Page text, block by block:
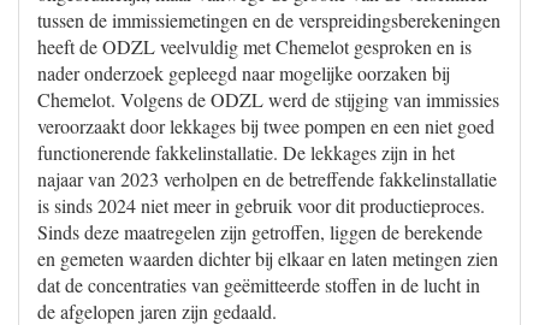
tussen de immissiemetingen en de verspreidingsberekeningen
heeft de ODZL veelvuldig met Chemelot gesproken en is
nader onderzoek gepleegd naar mogelijke oorzaken bij
Chemelot. Volgens de ODZL werd de stijging van immissies
veroorzaakt door lekkages bij twee pompen en een niet goed
functionerende fakkelinstallatie. De lekkages zijn in het
najaar van 2023 verholpen en de betreffende fakkelinstallatie
is sinds 2024 niet meer in gebruik voor dit productieproces.
Sinds deze maatregelen zijn getroffen, liggen de berekende
en gemeten waarden dichter bij elkaar en laten metingen zien
dat de concentraties van geëmitteerde stoffen in de lucht in
de afgelopen jaren zijn gedaald.